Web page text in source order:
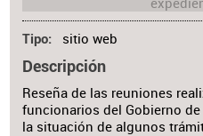
Tipo sitio web
Descripción
Reseña de las reuniones
funcionarios del Gobierno
la situación de algunos